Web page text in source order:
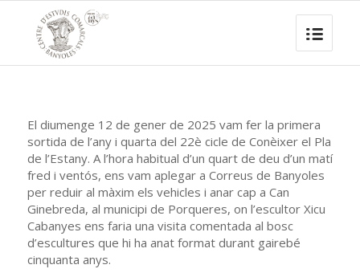
El diumenge 12 de gener de 2025 vam fer la primera
sortida de l’any i quarta del 22è cicle de Conèixer el Pla
de l’Estany. A l’hora habitual d’un quart de deu d’un matí
fred i ventós, ens vam aplegar a Correus de Banyoles
per reduir al màxim els vehicles i anar cap a Can
Ginebreda, al municipi de Porqueres, on l’escultor Xicu
Cabanyes ens faria una visita comentada al bosc
d’escultures que hi ha anat format durant gairebé
cinquanta anys.